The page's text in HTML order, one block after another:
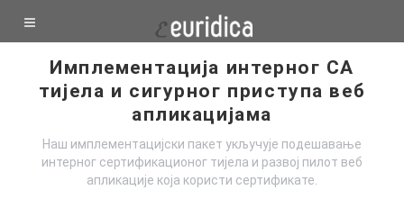
Имплементација интерног СА
тијела и сигурног приступа веб
апликацијама
Наш имплементацијски пакет укључује подешавање
интерног сертификационог тијела и развој пилот веб
апликације која користи сертификате.